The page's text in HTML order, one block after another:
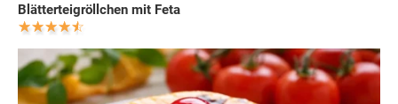
Blätterteigröllchen mit Feta